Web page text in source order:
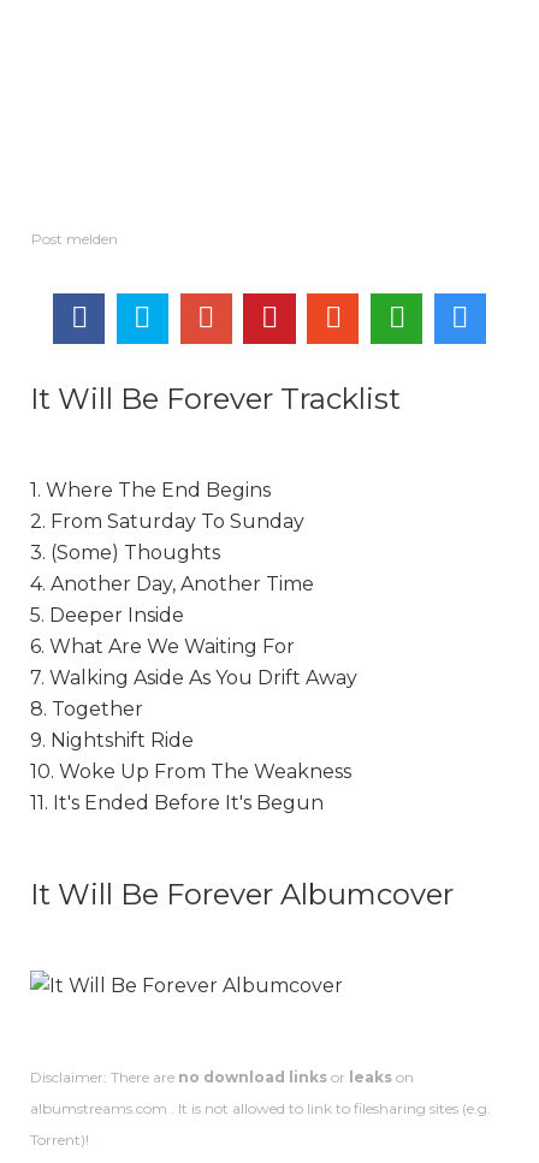
It Will Be Forever Tracklist
1. Where The End Begins
2. From Saturday To Sunday
3. (Some) Thoughts
4. Another Day, Another Time
5. Deeper Inside
6. What Are We Waiting For
7. Walking Aside As You Drift Away
8. Together
9. Nightshift Ride
10. Woke Up From The Weakness
11. It's Ended Before It's Begun
It Will Be Forever Albumcover
Disclaimer: There are no download links or leaks on
albumstreams.com . It is not allowed to link to filesharing sites (e.g.
Torrent)!